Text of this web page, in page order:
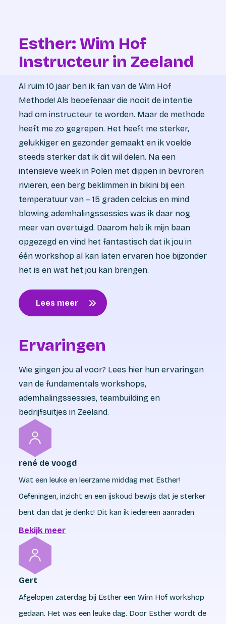
Esther: Wim Hof
Instructeur in Zeeland
Al ruim 10 jaar ben ik fan van de Wim Hof
Methode! Als beoefenaar die nooit de intentie
had om instructeur te worden. Maar de methode
heeft me zo gegrepen. Het heeft me sterker,
gelukkiger en gezonder gemaakt en ik voelde
steeds sterker dat ik dit wil delen. Na een
intensieve week in Polen met dippen in bevroren
rivieren, een berg beklimmen in bikini bij een
temperatuur van – 15 graden celcius en mind
blowing ademhalingssessies was ik daar nog
meer van overtuigd. Daarom heb ik mijn baan
opgezegd en vind het fantastisch dat ik jou in
één workshop al kan laten ervaren hoe bijzonder
het is en wat het jou kan brengen.
Lees meer
Ervaringen
Wie gingen jou al voor? Lees hier hun ervaringen
van de fundamentals workshops,
ademhalingssessies, teambuilding en
bedrijfsuitjes in Zeeland.
rené de voogd
Wat een leuke en leerzame middag met Esther!
Oefeningen, inzicht en een ijskoud bewijs dat je sterker
bent dan dat je denkt! Dit kan ik iedereen aanraden
Bekijk meer
Gert
Afgelopen zaterdag bij Esther een Wim Hof workshop
gedaan. Het was een leuke dag. Door Esther wordt de